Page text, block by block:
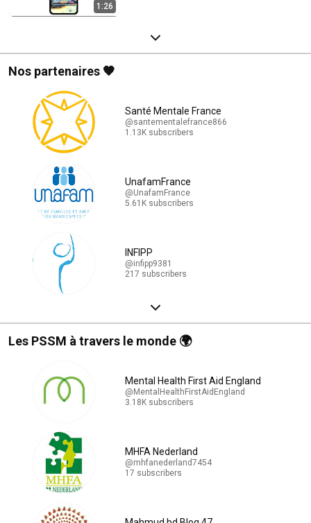
1:26
Nos partenaires 🧡
Santé Mentale France
@santementalefrance866
1.13K subscribers
UnafamFrance
@UnafamFrance
5.61K subscribers
INFIPP
@infipp9381
217 subscribers
Les PSSM à travers le monde 🌍
Mental Health First Aid England
@MentalHealthFirstAidEngland
3.18K subscribers
MHFA Nederland
@mhfanederland7454
17 subscribers